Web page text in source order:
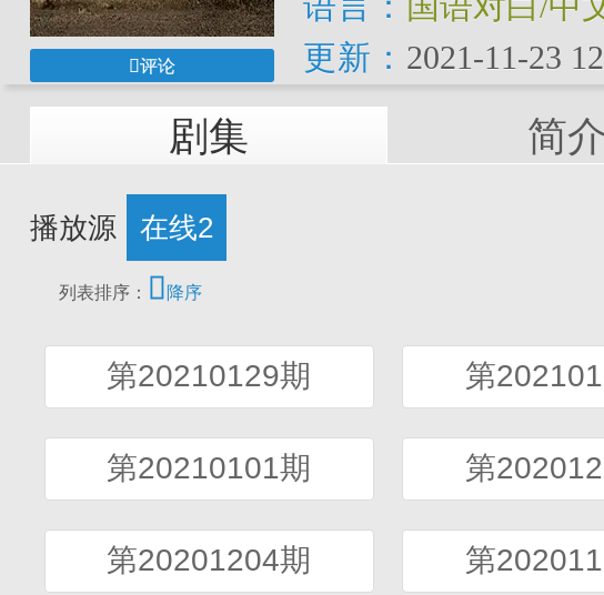
评论
更新： 2021-11-23
剧集 简介
播放源 在线2
列表排序：  降序
第20210129期 第
第20210101期 第
第20201204期 第